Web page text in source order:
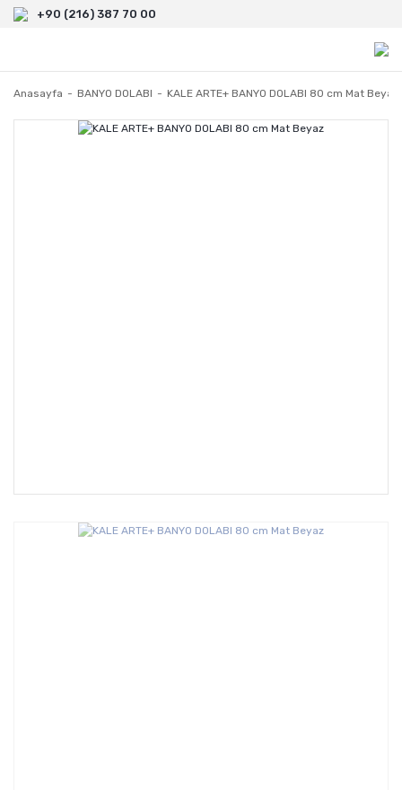
+90 (216) 387 70 00
Anasayfa BANYO DOLABI KALE ARTE+ BANYO DOLABI 80 cm Mat Beyaz